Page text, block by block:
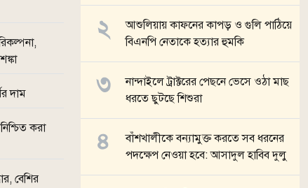
দাম
করা
বেশির
আশুলিয়ায় কাফনের কাপড় ও গুলি পাঠিয়ে
বিএনপি নেতাকে হত্যার হুমকি
নান্দাইলে ট্রাক্টরের পেছনে ভেসে ওঠা মাছ
ধরতে ছুটছে শিশুরা
বাঁশখালীকে বন্যামুক্ত করতে সব ধরনের
পদক্ষেপ নেওয়া হবে: আসাদুল হাবিব দুলু